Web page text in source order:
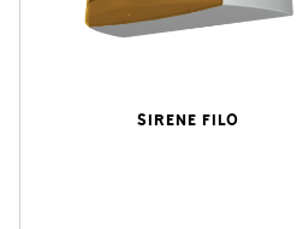
SIRENE FILO